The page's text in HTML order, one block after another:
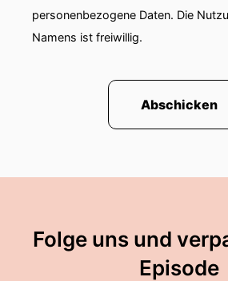
personenbezogene Daten. Die
Namens ist freiwillig.
Abschicken
Folge uns und
Episode